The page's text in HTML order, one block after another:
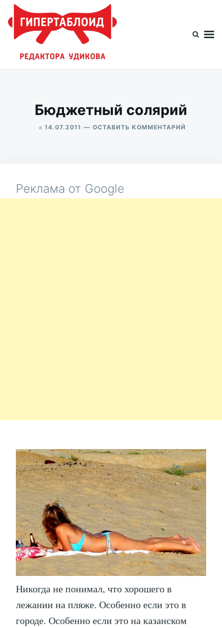
Перейти
содержимому
Искать:
Бюджетный солярий
в 14.07.2011 ОСТАВИТЬ КОММЕНТАРИЙ
Реклама от Google
Никогда не понимал, что хорошего в
лежании на пляже. Особенно если это в
городе. Особенно если это на казанском